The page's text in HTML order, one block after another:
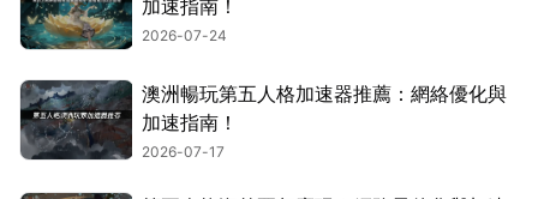
加速指南！
2026-07-24
澳洲暢玩第五人格加速器推薦：網絡優化與
加速指南！
2026-07-17